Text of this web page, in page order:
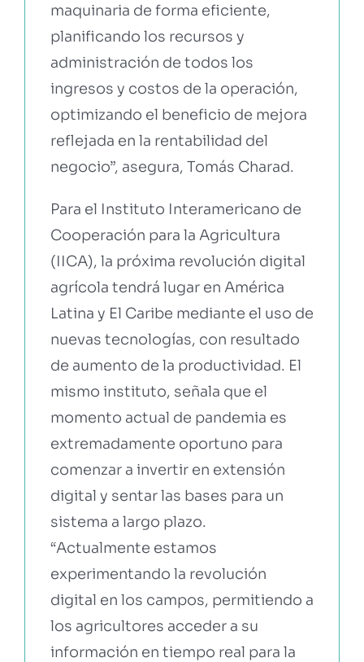
maquinaria de forma eficiente,
planificando los recursos y
administración de todos los
ingresos y costos de la operación,
optimizando el beneficio de mejora
reflejada en la rentabilidad del
negocio”, asegura, Tomás Charad.
Para el Instituto Interamericano de
Cooperación para la Agricultura
(IICA), la próxima revolución digital
agrícola tendrá lugar en América
Latina y El Caribe mediante el uso de
nuevas tecnologías, con resultado
de aumento de la productividad. El
mismo instituto, señala que el
momento actual de pandemia es
extremadamente oportuno para
comenzar a invertir en extensión
digital y sentar las bases para un
sistema a largo plazo.
“Actualmente estamos
experimentando la revolución
digital en los campos, permitiendo a
los agricultores acceder a su
información en tiempo real para la